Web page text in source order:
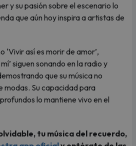
y su pasión sobre el escenario lo
que aún hoy inspira a artistas de
‘Vivir así es morir de amor’,
siguen sonando en la radio y
que su música no
modas. Su capacidad para
lo mantiene vivo en el
tu música del recuerdo,